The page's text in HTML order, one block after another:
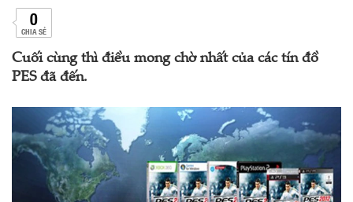
0
CHIA SẺ
Cuối cùng thì điều mong chờ nhất của các tín đồ
PES đã đến.